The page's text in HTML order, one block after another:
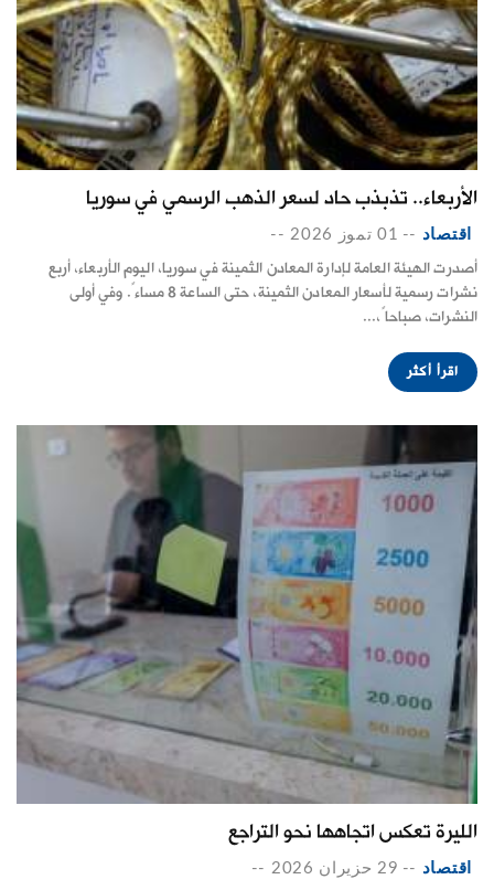
الأربعاء.. تذبذب حاد لسعر الذهب الرسمي في سوريا
اقتصاد -- 01 تموز 2026 --
أصدرت الهيئة العامة لإدارة المعادن الثمينة في سوريا، اليوم الأربعاء، أربع
نشرات رسمية لأسعار المعادن الثمينة، حتى الساعة 8 مساءً. وفي أولى
النشرات، صباحاً،...
اقرأ أكثر
الليرة تعكس اتجاهها نحو التراجع
اقتصاد -- 29 حزيران 2026 --